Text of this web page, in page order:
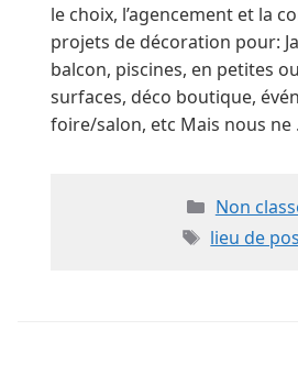
le choix, l’agencement et la
projets de décoration pour:
balcon, piscines, en petites
surfaces, déco boutique,
foire/salon, etc Mais nous ne
Non
Étiquettes
lieu de